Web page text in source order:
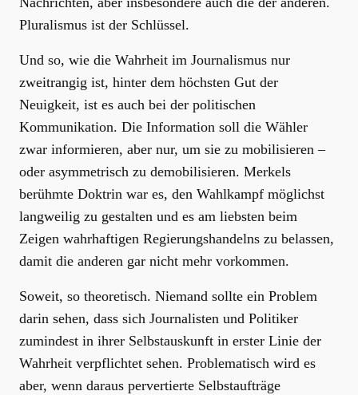
Pluralismus ist der Schlüssel.
Und so, wie die Wahrheit im Journalismus nur
zweitrangig ist, hinter dem höchsten Gut der
Neuigkeit, ist es auch bei der politischen
Kommunikation. Die Information soll die Wähler
zwar informieren, aber nur, um sie zu mobilisieren –
oder asymmetrisch zu demobilisieren. Merkels
berühmte Doktrin war es, den Wahlkampf möglichst
langweilig zu gestalten und es am liebsten beim
Zeigen wahrhaftigen Regierungshandelns zu belassen,
damit die anderen gar nicht mehr vorkommen.
Soweit, so theoretisch. Niemand sollte ein Problem
darin sehen, dass sich Journalisten und Politiker
zumindest in ihrer Selbstauskunft in erster Linie der
Wahrheit verpflichtet sehen. Problematisch wird es
aber, wenn daraus pervertierte Selbstaufträge